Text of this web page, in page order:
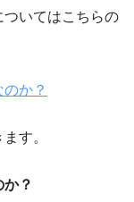
いてはこちらの
か？
す。
？